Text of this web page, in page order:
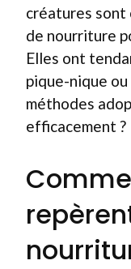
créatures sont
de nourriture
Elles ont
pique-nique
méthodes
efficacement ?